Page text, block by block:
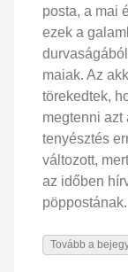
posta, a mai
ezek a
maiak. Az
törekedtek,
megtenni azt
tenyésztés
változott,
az időben
pöppostának.
Tovább a